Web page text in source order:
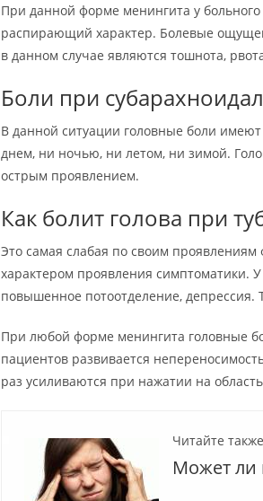
При данной форме менингита у
распирающий характер. Болевые
в данном случае являются тошнота,
Боли при
В данной ситуации головные боли
днем, ни ночью, ни летом, ни зимой.
острым проявлением.
Как болит голова при
Это самая слабая по своим
характером проявления симптоматики.
повышенное потоотделение, депрессия.
При любой форме менингита головные
пациентов развивается
раз усиливаются при нажатии на
Читайте
Может ли